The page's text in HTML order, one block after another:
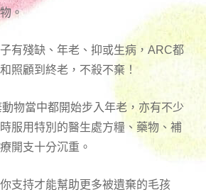
。
有殘缺、年老、抑或生病，ARC都
照顧到終老，不殺不棄！
物當中都開始步入年老，亦有不少
服用特別的醫生處方糧、藥物、補
開支十分沉重。
支持才能幫助更多被遺棄的毛孩